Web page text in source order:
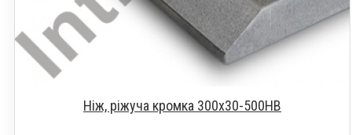
Ніж, ріжуча кромка 300x30-500HB